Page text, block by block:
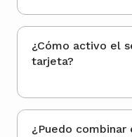
¿Cómo activo el
tarjeta?
¿Puedo